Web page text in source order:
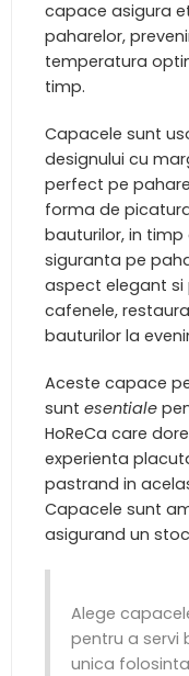
capace asigura
paharelor,
temperatura
timp.
Capacele sunt
designului cu
perfect pe pahare
forma de
bauturilor, in
siguranta pe
aspect elegant si
cafenele,
bauturilor la
Aceste capace
sunt esentiale
HoReCa care
experienta
pastrand in
Capacele sunt
asigurand un
Alege
pentru a servi
unica